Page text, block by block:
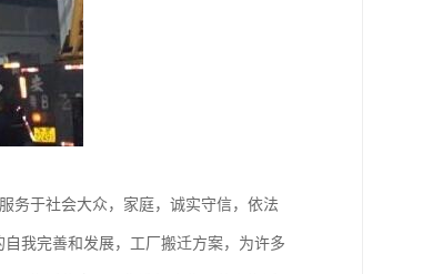
务于社会大众，家庭，诚实守信，依法
我完善和发展，工厂搬迁方案，为许多